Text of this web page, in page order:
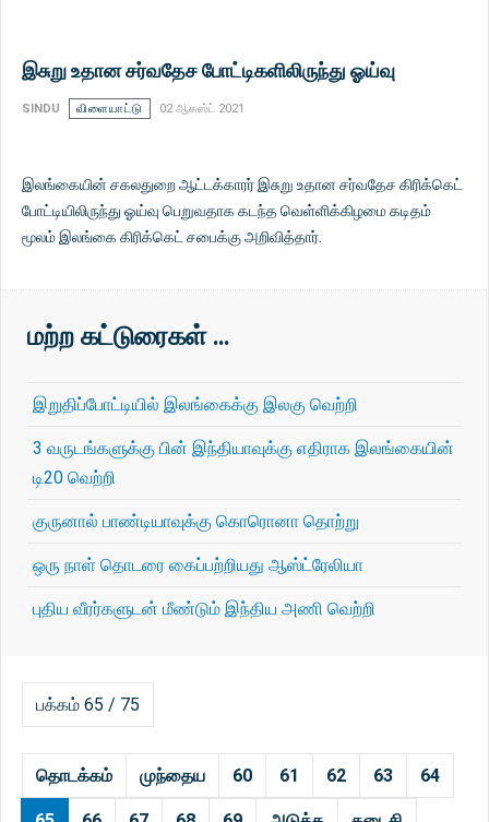
இசுறு உதான சர்வதேச போட்டிகளிலிருந்து ஓய்வு
SINDU விளையாட்டு 02 ஆகஸ்ட் 2021
இலங்கையின் சகலதுறை ஆட்டக்காரர் இசுறு உதான சர்வதேச கிரிக்கெட்
போட்டியிலிருந்து ஓய்வு பெறுவதாக கடந்த வெள்ளிக்கிழமை கடிதம்
மூலம் இலங்கை கிரிக்கெட் சபைக்கு அறிவித்தார்.
மற்ற கட்டுரைகள் …
இறுதிப்போட்டியில் இலங்கைக்கு இலகு வெற்றி
3 வருடங்களுக்கு பின் இந்தியாவுக்கு எதிராக இலங்கையின்
டி20 வெற்றி
குருனால் பாண்டியாவுக்கு கொரொனா தொற்று
ஒரு நாள் தொடரை கைப்பற்றியது ஆஸ்ட்ரேலியா
புதிய வீரர்களுடன் மீண்டும் இந்திய அணி வெற்றி
பக்கம் 65 / 75
தொடக்கம் முந்தைய 60 61 62 63 64